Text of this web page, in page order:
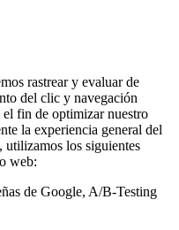
rastrear y evaluar de
del clic y navegación
fin de optimizar nuestro
la experiencia general del
los siguientes
web:
de Google, A/B-Testing